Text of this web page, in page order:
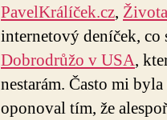
PavelKrálíček.cz,
internetový deníček,
Dobrodrůžo v USA,
nestarám. Často mi
oponoval tím, že